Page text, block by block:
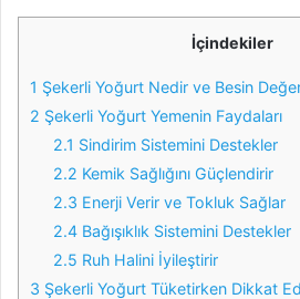
İçindekiler
1 Şekerli Yoğurt Nedir ve Besin
2 Şekerli Yoğurt Yemenin Faydaları
2.1 Sindirim Sistemini Destekler
2.2 Kemik Sağlığını Güçlendirir
2.3 Enerji Verir ve Tokluk Sağlar
2.4 Bağışıklık Sistemini Destekler
2.5 Ruh Halini İyileştirir
3 Şekerli Yoğurt Tüketirken Dikkat